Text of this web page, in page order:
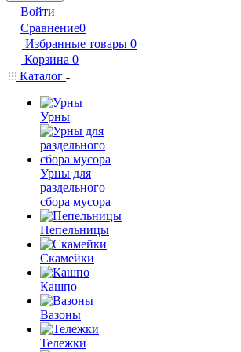
Войти
Сравнение0
Избранные товары 0
Корзина 0
Каталог
Урны
Урны для
раздельного
сбора мусора
Пепельницы
Скамейки
Кашпо
Вазоны
Тележки